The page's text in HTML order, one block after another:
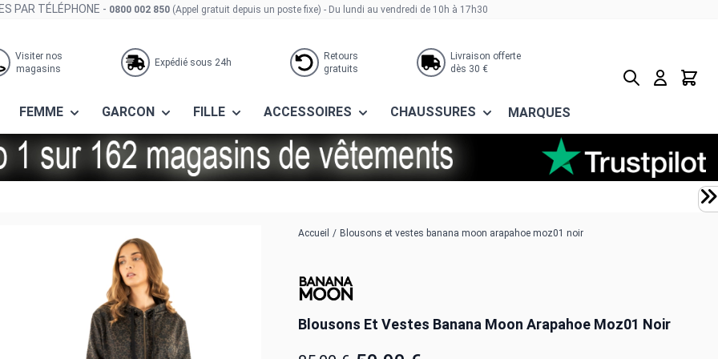
PAR TÉLÉPHONE - 0800 002 850 (Appel gratuit depuis un poste fixe) - Du lundi au vendredi de 10h à 17h30
Visiter nos
magasins
Expédié sous 24h
Retours
gratuits
Livraison offerte
dès 30 €
FEMME GARCON FILLE ACCESSOIRES CHAUSSURES MARQUES
Rechercher
Panier
moz01 noir Accueil / Blousons et vestes banana moon arapahoe moz01 noir
Blousons Et Vestes Banana Moon Arapahoe Moz01 Noir